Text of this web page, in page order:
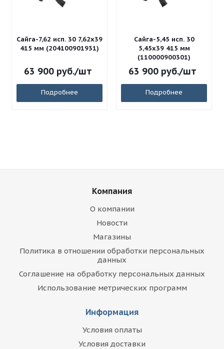
Сайга-7,62 исп. 30 7,62x39
415 мм (204100901931)
63 900руб./шт
Подробнее
Сайга-5,45 исп. 30
5,45x39 415 мм
(110000900301)
63 900руб./шт
Подробнее
Компания
О компании
Новости
Магазины
Политика в отношении обработки персональных
данных
Соглашение на обработку персональных данных
Использование метрических программ
Информация
Условия оплаты
Условия доставки